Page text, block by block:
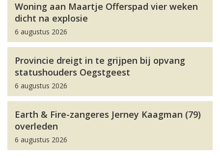
Woning aan Maartje Offerspad vier weken
dicht na explosie
6 augustus 2026
Provincie dreigt in te grijpen bij opvang
statushouders Oegstgeest
6 augustus 2026
Earth & Fire-zangeres Jerney Kaagman (79)
overleden
6 augustus 2026